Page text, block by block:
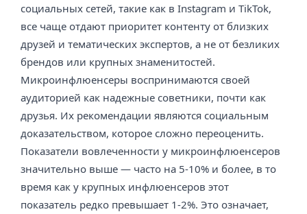
социальных сетей, такие как в Instagram и TikTok,
все чаще отдают приоритет контенту от близких
друзей и тематических экспертов, а не от безликих
брендов или крупных знаменитостей.
Микроинфлюенсеры воспринимаются своей
аудиторией как надежные советники, почти как
друзья. Их рекомендации являются социальным
доказательством, которое сложно переоценить.
Показатели вовлеченности у микроинфлюенсеров
значительно выше — часто на 5-10% и более, в то
время как у крупных инфлюенсеров этот
показатель редко превышает 1-2%. Это означает,